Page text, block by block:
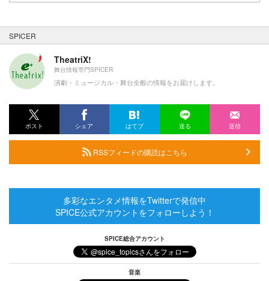
SPICER
TheatriX!
舞台情報専門SPICER
演劇・ミュージカル・舞台全般の情報をお届けします。
ポスト シェア はてブ 送る 送信
RSSフィードの購読はこちら
多彩なエンタメ情報をTwitterで発信中
SPICE公式アカウントをフォローしよう！
SPICE総合アカウント
音楽